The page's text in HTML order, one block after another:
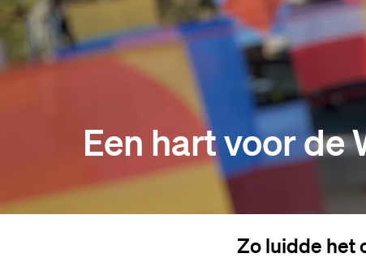
Een hart voor de
Zo luidde het